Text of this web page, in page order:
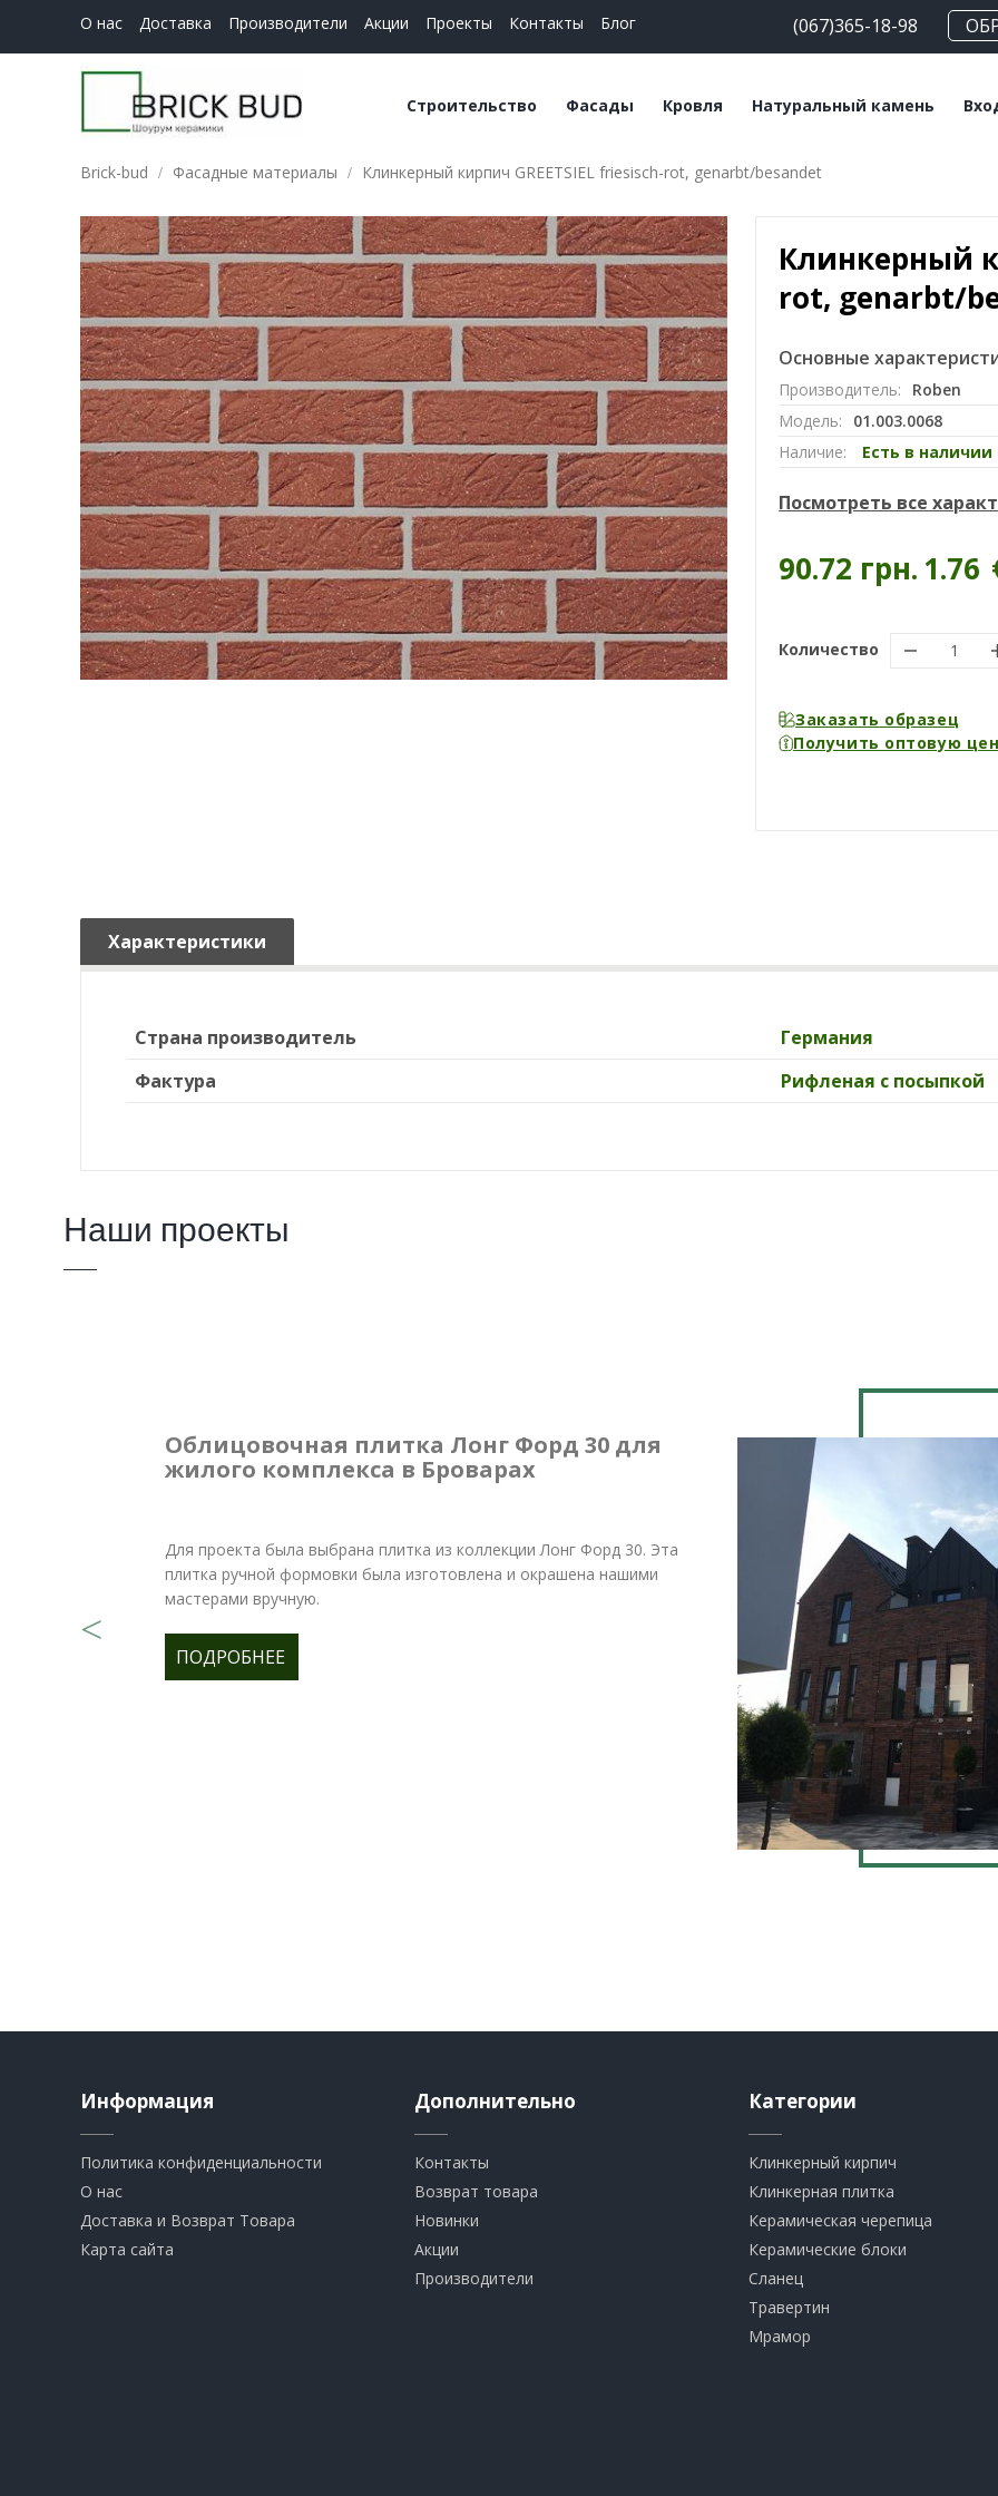
О нас Доставка Производители Акции Проекты Контакты Блог (067)365-18-98
Строительство
Керамические блоки
Строительные смеси
Фасады
Плитка клинкерная
Плитка ручной
формовки
Клинкерный кирпич
Кирпич ручной
формовки
Клинкерный
подоконник
Кровля
Битумная черепица
Керамическая
черепица
Мансардные окна
Софиты
Натуральный камень
Сланец
Травертин
Мрамор
Brick-bud Фасадные материалы Клинкерный кирпич GREETSIEL friesisch-rot, genarbt/besandet
Клинкерный
rot, genarbt/
Основные
Производитель:
Roben
Модель:
01.003.0068
Наличие:
Есть в наличии
Посмотреть все
90.72 грн. 1.76
Количество
Заказать образец
Получить оптовую
Характеристики
Страна производитель
Германия
Фактура
Рифленая с посыпкой
Наши проекты
Облицовочная плитка Лонг Форд 30 для
жилого комплекса в Броварах
Для проекта была выбрана плитка из коллекции Лонг Форд 30. Эта
плитка ручной формовки была изготовлена и окрашена нашими
мастерами вручную.
ПОДРОБНЕЕ
Информация
Политика конфиденциальности
О нас
Доставка и Возврат Товара
Карта сайта
Дополнительно
Контакты
Возврат товара
Новинки
Акции
Производители
Категории
Клинкерный кирпич​
​Клинкерная плитка
​Керамическая черепица
​Керамические блоки
​Сланец
Травертин​
​Мрамор